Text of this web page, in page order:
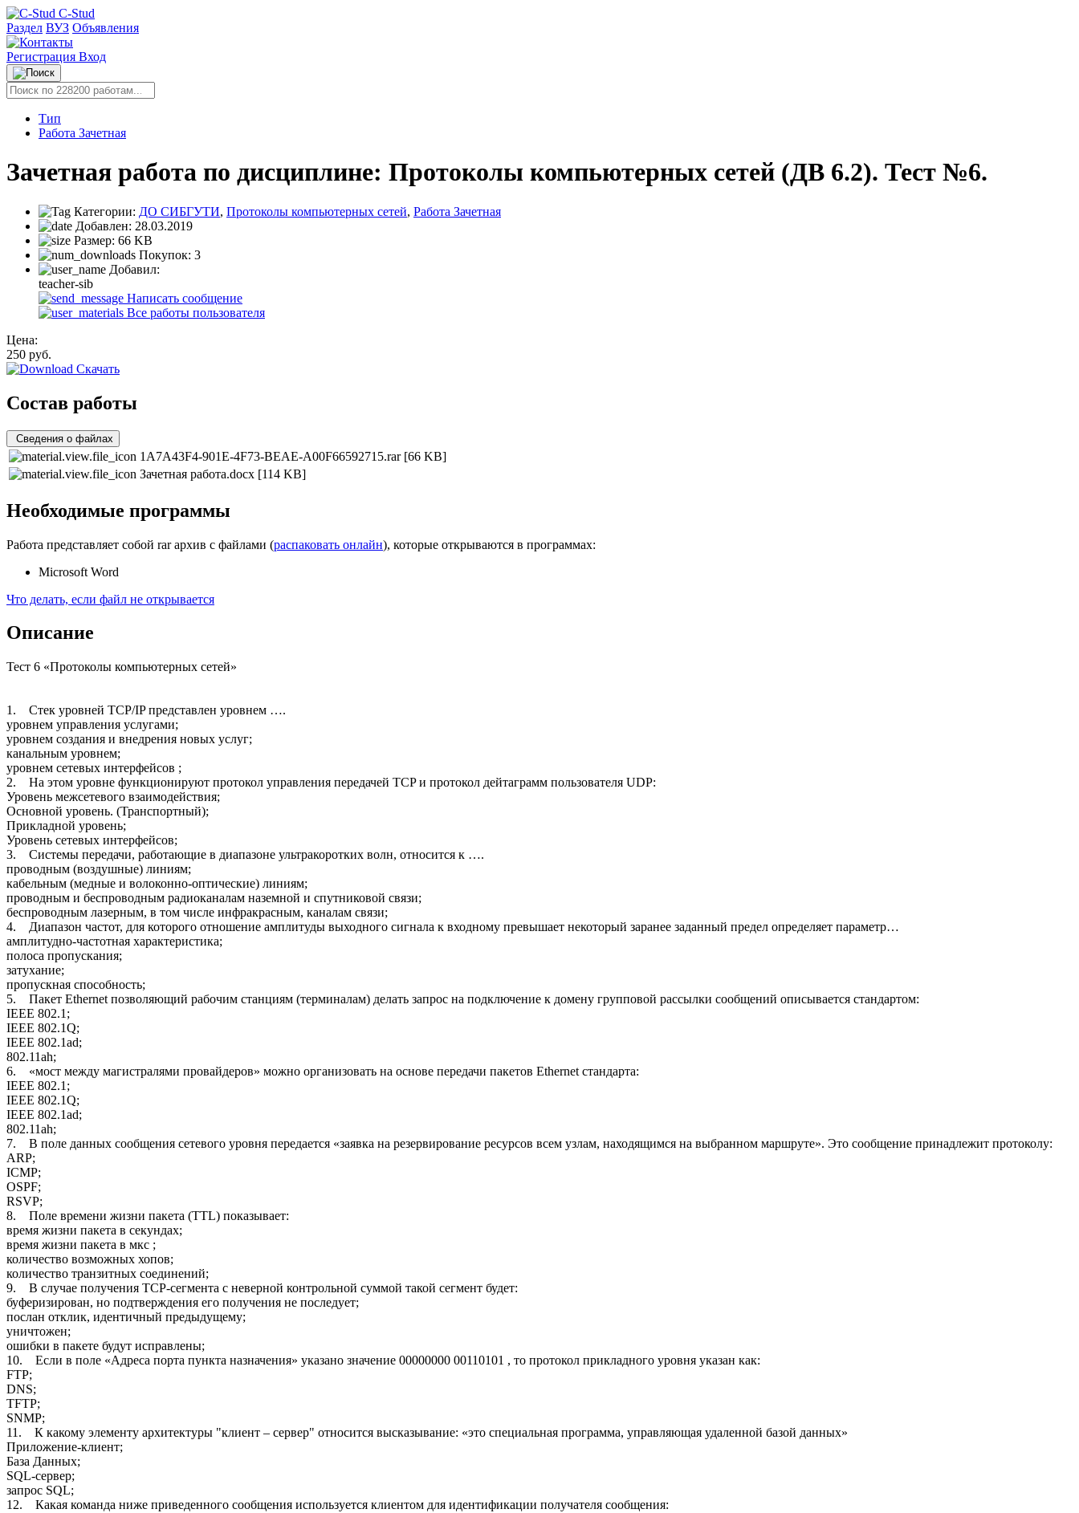
C-Stud
Раздел ВУЗ Объявления
Регистрация Вход
Тип
Работа Зачетная
Зачетная работа по дисциплине: Протоколы компьютерных сетей (ДВ 6.2). Тест №6.
Категории: ДО СИБГУТИ, Протоколы компьютерных сетей, Работа Зачетная
Добавлен: 28.03.2019
Размер: 66 KB
Покупок: 3
Добавил:
teacher-sib
Написать сообщение
Все работы пользователя
Цена:
250 руб.
Скачать
Состав работы
Сведения о файлах
1A7A43F4-901E-4F73-BEAE-A00F66592715.rar [66 KB]
Зачетная работа.docx [114 KB]
Необходимые программы
Работа представляет собой rar архив с файлами (распаковать онлайн), которые открываются в программах:
Microsoft Word
Что делать, если файл не открывается
Описание
Тест 6 «Протоколы компьютерных сетей»
1. Стек уровней TCP/IP представлен уровнем ….
уровнем управления услугами;
уровнем создания и внедрения новых услуг;
канальным уровнем;
уровнем сетевых интерфейсов ;
2. На этом уровне функционируют протокол управления передачей TCP и протокол дейтаграмм пользователя UDP:
Уровень межсетевого взаимодействия;
Основной уровень. (Транспортный);
Прикладной уровень;
Уровень сетевых интерфейсов;
3. Системы передачи, работающие в диапазоне ультракоротких волн, относится к ….
проводным (воздушные) линиям;
кабельным (медные и волоконно-оптические) линиям;
проводным и беспроводным радиоканалам наземной и спутниковой связи;
беспроводным лазерным, в том числе инфракрасным, каналам связи;
4. Диапазон частот, для которого отношение амплитуды выходного сигнала к входному превышает некоторый заранее заданный предел определяет параметр…
амплитудно-частотная характеристика;
полоса пропускания;
затухание;
пропускная способность;
5. Пакет Ethernet позволяющий рабочим станциям (терминалам) делать запрос на подключение к домену групповой рассылки сообщений описывается стандартом:
IEEE 802.1;
IEEE 802.1Q;
IEEE 802.1ad;
802.11ah;
6. «мост между магистралями провайдеров» можно организовать на основе передачи пакетов Ethernet стандарта:
IEEE 802.1;
IEEE 802.1Q;
IEEE 802.1ad;
802.11ah;
7. В поле данных сообщения сетевого уровня передается «заявкa на резервирование ресурсов всем узлам, находящимся на выбранном маршруте». Это сообщение принадлежит протоколу:
ARP;
ICMP;
OSPF;
RSVP;
8. Поле времени жизни пакета (TTL) показывает:
время жизни пакета в секундах;
время жизни пакета в мкс ;
количество возможных хопов;
количество транзитных соединений;
9. В случае получения ТСР-сегмента с неверной контрольной суммой такой сегмент будет:
буферизирован, но подтверждения его получения не последует;
послан отклик, идентичный предыдущему;
уничтожен;
ошибки в пакете будут исправлены;
10. Если в поле «Адреса порта пункта назначения» указано значение 00000000 00110101 , то протокол прикладного уровня указан как:
FTP;
DNS;
TFTP;
SNMP;
11. К какому элементу архитектуры "клиент – сервер" относится высказывание: «это специальная программа, управляющая удаленной базой данных»
Приложение-клиент;
База Данных;
SQL-сервер;
запрос SQL;
12. Какая команда ниже приведенного сообщения используется клиентом для идентификации получателя сообщения: